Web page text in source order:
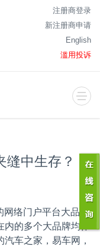
注册商登录
新注册商申请
English
滥用投诉
缝中生存？
网络门户平台大品牌
的多个大品牌均作
车之家，易车网，